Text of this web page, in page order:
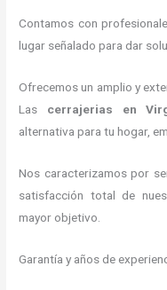
Contamos con
lugar señalado para dar
Ofrecemos un amplio y
Las cerrajerias en
alternativa para tu hogar,
Nos caracterizamos por
satisfacción total de
mayor objetivo.
Garantía y años de